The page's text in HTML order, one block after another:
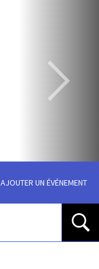
AJOUTER UN ÉVÉNEMENT